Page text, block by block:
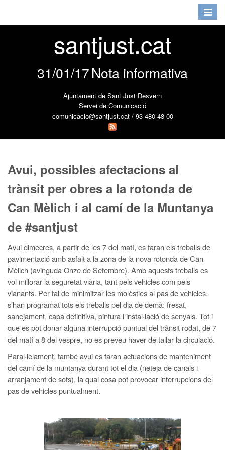
Toggle
santjust.cat
31/01/17Nota informativa
Ajuntament de Sant Just Desvern
Servei de Comunicació
comunicacio@santjust.cat / 93 480 48 00
Avui, possibles afectacions al
trànsit per obres a la rotonda de
Can Mèlich i al camí de la Muntanya
de #santjust
Avui dimecres, a partir de les 7 del matí, es faran els treballs de
pavimentació amb asfalt a la zona de la nova rotonda de Can
Mèlich (avinguda Onze de Setembre). Amb aquests treballs es
vol millorar la seguretat viària, tant pels vehicles com pels
vianants. Per tal de minimitzar les molèsties al pas de vehicles,
s’han programat tots els treballs pel dia de demà: fresat,
sanejament, capa definitiva, pintura i instal·lació de senyals. Tot i
que es pot donar alguna interrupció puntual del trànsit rodat, de 7
del matí a 8 del vespre, no es preveu haver de tallar la circulació.
Paral·lelament, també avui es faran actuacions de manteniment
del camí de la muntanya durant tot el dia (neteja de canals i
arranjament de sots), la qual cosa pot provocar interrupcions del
pas de vehicles puntualment.